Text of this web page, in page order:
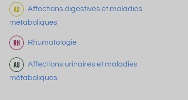
Affections digestives et maladies
métaboliques
Rhumatologie
Affections urinaires et maladies
métaboliques